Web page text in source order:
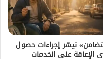
تيسّر إجراءات حصول
الإعاقة على الخدمات